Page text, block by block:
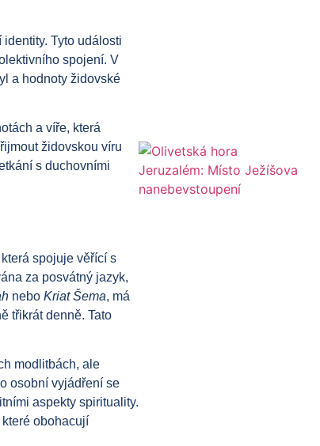
Tyto události
spojení. V
a hodnoty židovské
a víře, která
židovskou víru
s duchovními
spojuje věřící s
za posvátný jazyk,
nebo Kriat Šema, má
třikrát denně. Tato
modlitbách, ale
osobní vyjádření se
aspekty spirituality.
obohacují